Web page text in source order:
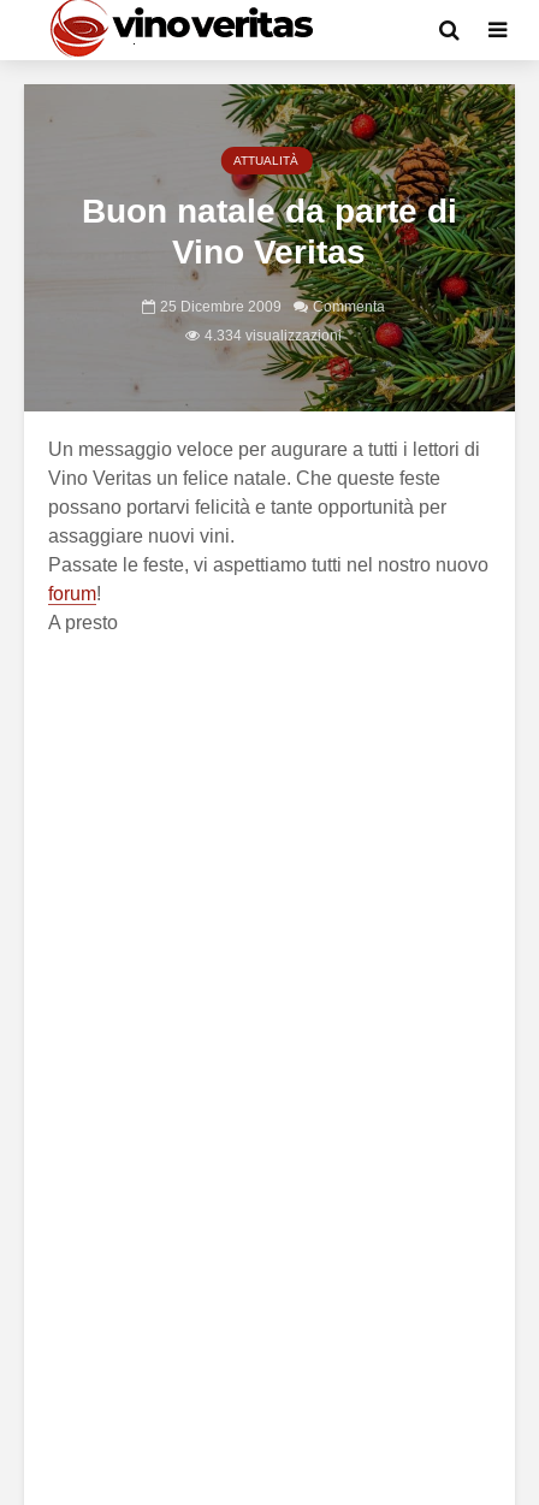
ATTUALITÀ
Buon natale da parte di
Vino Veritas
25 Dicembre 2009
Commenta
4.334 visualizzazioni
Un messaggio veloce per augurare a tutti i lettori di
Vino Veritas un felice natale. Che queste feste
possano portarvi felicità e tante opportunità per
assaggiare nuovi vini.
Passate le feste, vi aspettiamo tutti nel nostro nuovo
forum!
A presto